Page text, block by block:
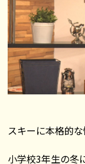
スキーに本格的
小学校3年生の冬